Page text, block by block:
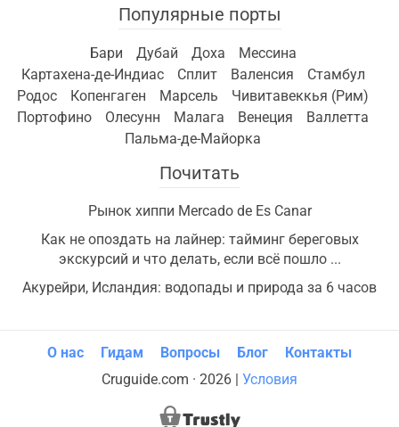
Популярные порты
Бари Дубай Доха
Мессина
Картахена-де-Индиас
Сплит Валенсия
Стамбул
Родос
Копенгаген Марсель
Чивитавеккья (Рим)
Портофино
Олесунн Малага Венеция
Валлетта
Пальма-де-Майорка
Почитать
Рынок хиппи Mercado de Es Canar
Как не опоздать на лайнер: тайминг береговых
экскурсий и что делать, если всё пошло ...
Акурейри, Исландия: водопады и природа за 6 часов
Cruguide.com · 2026 | Условия
О нас Гидам Вопросы Блог Контакты